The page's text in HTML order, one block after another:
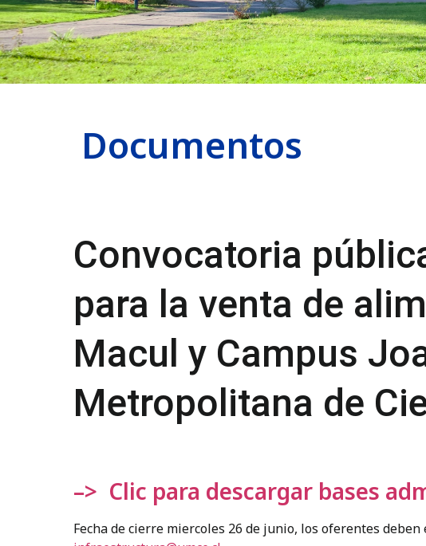
Documentos
Convocatoria
para la venta de
Macul y Campus
Metropolitana de
–> Clic para descargar bases
Fecha de cierre miercoles 26 de junio, los oferentes